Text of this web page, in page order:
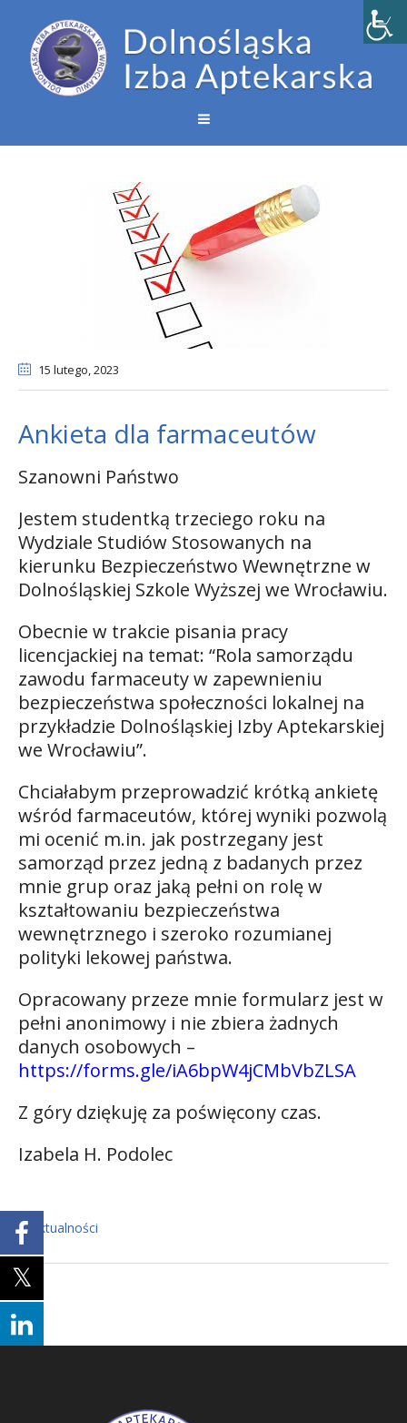
15 lutego, 2023
Ankieta dla farmaceutów
Szanowni Państwo
Jestem studentką trzeciego roku na
Wydziale Studiów Stosowanych na
kierunku Bezpieczeństwo Wewnętrzne w
Dolnośląskiej Szkole Wyższej we Wrocławiu.
Obecnie w trakcie pisania pracy
licencjackiej na temat: “Rola samorządu
zawodu farmaceuty w zapewnieniu
bezpieczeństwa społeczności lokalnej na
przykładzie Dolnośląskiej Izby Aptekarskiej
we Wrocławiu”.
Chciałabym przeprowadzić krótką ankietę
wśród farmaceutów, której wyniki pozwolą
mi ocenić m.in. jak postrzegany jest
samorząd przez jedną z badanych przez
mnie grup oraz jaką pełni on rolę w
kształtowaniu bezpieczeństwa
wewnętrznego i szeroko rozumianej
polityki lekowej państwa.
Opracowany przeze mnie formularz jest w
pełni anonimowy i nie zbiera żadnych
danych osobowych –
https://forms.gle/iA6bpW4jCMbVbZLSA
Z góry dziękuję za poświęcony czas.
Izabela H. Podolec
In Aktualności